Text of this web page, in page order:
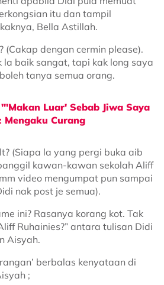
itu dan tampil
Bella Astillah.
(Cakap dengan cermin please).
la baik sangat, tapi kak long saya
tanya semua orang.
"'Makan Luar' Sebab Jiwa Saya
Curang
(Siapa la yang pergi buka aib
kawan-kawan sekolah Aliff
video mengumpat pun sampai
nak post je semua).
ini? Rasanya korang kot. Tak
Ruhainies?” antara tulisan Didi
Aisyah.
berbalas kenyataan di
;